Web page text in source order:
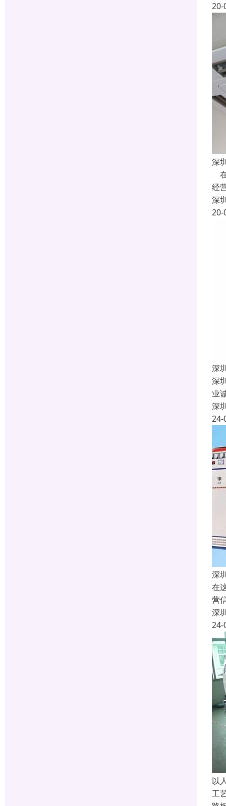
20-
深
经
深
20-
深
深
业
深
24-
深
在
营
深
24-
以
工